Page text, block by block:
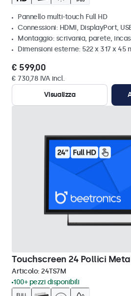
Pannello multi-touch Full HD
Connessioni: HDMI, DisplayPort,
Montaggio: scrivania, parete,
Dimensioni esterne: 522 x 317 x 45
€ 599,00
€ 730,78 IVA incl.
Visualizza
Touchscreen 24 Pollici
Articolo: 24TS7M
100+ pezzi disponibili